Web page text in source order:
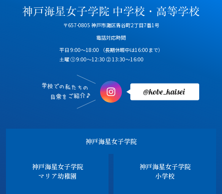
〒657-0805 神戸市灘区青谷町2丁目7番1号
電話対応時間
平日 9:00～18:00
（長期休暇中は16:00まで）
土曜 ① 9:00～12:30 ② 13:30～16:00
神戸海星女子学院
神戸海星女子学院
マリア幼稚園
神戸海星女子学院
小学校